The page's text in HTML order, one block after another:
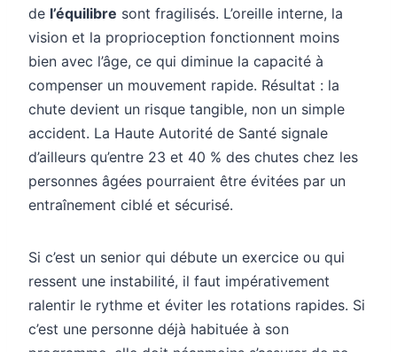
de l’équilibre sont fragilisés. L’oreille interne, la
vision et la proprioception fonctionnent moins
bien avec l’âge, ce qui diminue la capacité à
compenser un mouvement rapide. Résultat : la
chute devient un risque tangible, non un simple
accident. La Haute Autorité de Santé signale
d’ailleurs qu’entre 23 et 40 % des chutes chez les
personnes âgées pourraient être évitées par un
entraînement ciblé et sécurisé.
Si c’est un senior qui débute un exercice ou qui
ressent une instabilité, il faut impérativement
ralentir le rythme et éviter les rotations rapides. Si
c’est une personne déjà habituée à son